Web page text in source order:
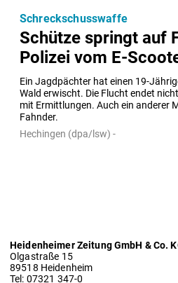
Schütze springt auf
Polizei vom E-
Ein Jagdpächter hat einen 19-
Wald erwischt. Die Flucht endet
mit Ermittlungen. Auch ein anderer
Fahnder.
Schreckschusswaffe
Hechingen (dpa/lsw) -
Heidenheimer Zeitung GmbH & Co.
Olgastraße 15
89518 Heidenheim
Tel: 07321 347-0